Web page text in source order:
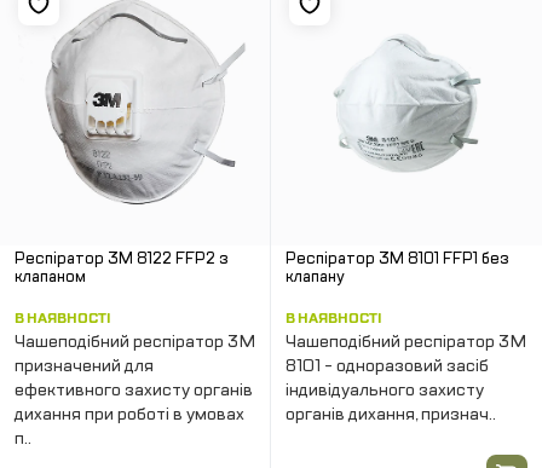
Респiратор 3M 8122 FFP2 з
клапаном
В НАЯВНОСТІ
Чашеподібний респіратор 3M
призначений для
ефективного захисту органів
дихання при роботі в умовах
п..
Респiратор 3М 8101 FFP1 без
клапану
В НАЯВНОСТІ
Чашеподібний респіратор 3M
8101 - одноразовий засіб
індивідуального захисту
органів дихання, признач..